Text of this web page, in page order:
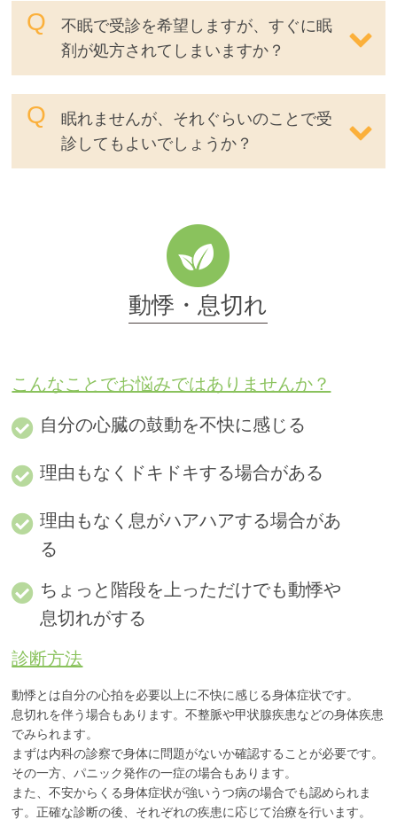
不眠で受診を希望しますが、すぐに眠
剤が処方されてしまいますか？
眠れませんが、それぐらいのことで受
診してもよいでしょうか？
動悸・息切れ
こんなことでお悩みではありませんか？
自分の心臓の鼓動を不快に感じる
理由もなくドキドキする場合がある
理由もなく息がハアハアする場合があ
る
ちょっと階段を上っただけでも動悸や
息切れがする
診断方法
動悸とは自分の心拍を必要以上に不快に感じる身体症状です。
息切れを伴う場合もあります。不整脈や甲状腺疾患などの身体疾患
でみられます。
まずは内科の診察で身体に問題がないか確認することが必要です。
その一方、パニック発作の一症の場合もあります。
また、不安からくる身体症状が強いうつ病の場合でも認められま
す。正確な診断の後、それぞれの疾患に応じて治療を行います。